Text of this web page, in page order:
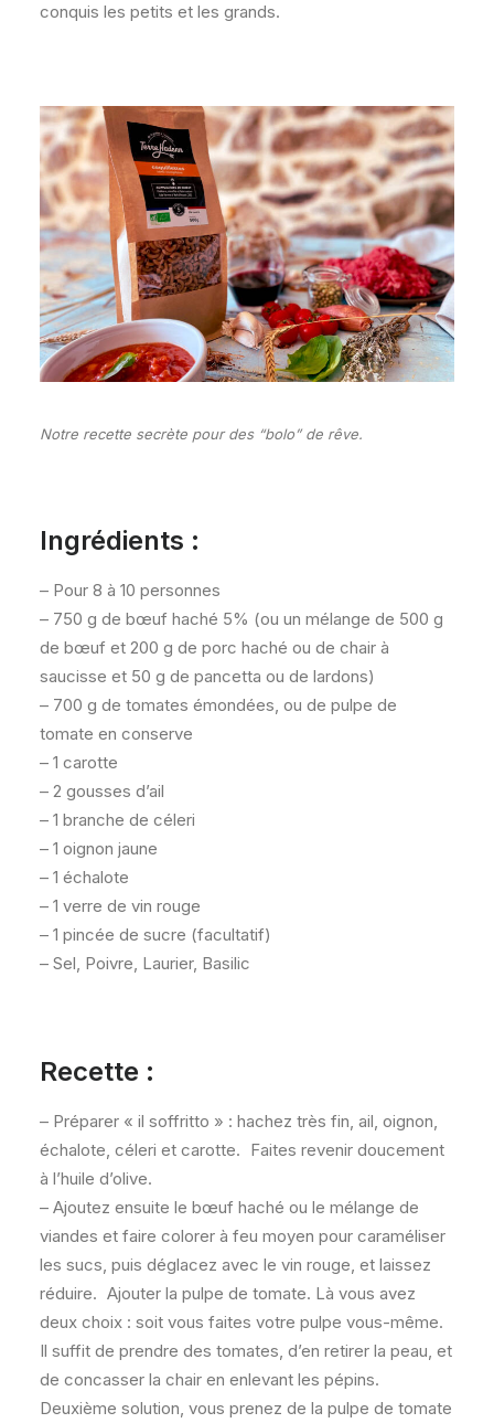
conquis les petits et les grands.
Notre recette secrète pour des “bolo” de rêve.
Ingrédients :
– Pour 8 à 10 personnes
– 750 g de bœuf haché 5% (ou un mélange de 500 g
de bœuf et 200 g de porc haché ou de chair à
saucisse et 50 g de pancetta ou de lardons)
– 700 g de tomates émondées, ou de pulpe de
tomate en conserve
– 1 carotte
– 2 gousses d’ail
– 1 branche de céleri
– 1 oignon jaune
– 1 échalote
– 1 verre de vin rouge
– 1 pincée de sucre (facultatif)
– Sel, Poivre, Laurier, Basilic
Recette :
– Préparer « il soffritto » : hachez très fin, ail, oignon,
échalote, céleri et carotte. Faites revenir doucement
à l’huile d’olive.
– Ajoutez ensuite le bœuf haché ou le mélange de
viandes et faire colorer à feu moyen pour caraméliser
les sucs, puis déglacez avec le vin rouge, et laissez
réduire. Ajouter la pulpe de tomate. Là vous avez
deux choix : soit vous faites votre pulpe vous-même.
Il suffit de prendre des tomates, d’en retirer la peau, et
de concasser la chair en enlevant les pépins.
Deuxième solution, vous prenez de la pulpe de tomate